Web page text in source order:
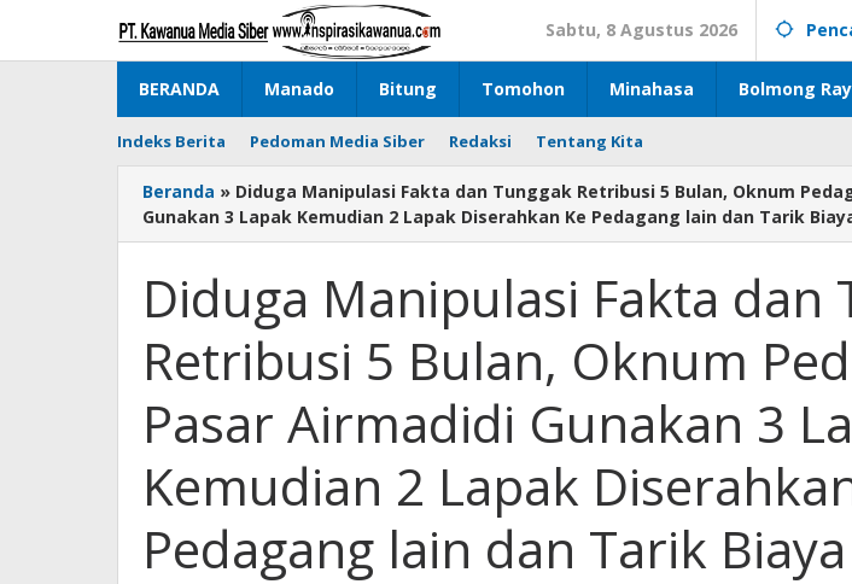
konten
Sabtu, 8 Agustus 2026
BERANDA Manado Bitung Tomohon Minahasa Bolmong
Indeks Berita Pedoman Media Siber Redaksi Tentang Kita
Beranda » Diduga Manipulasi Fakta dan Tunggak Retribusi 5 Bulan, Oknum
Gunakan 3 Lapak Kemudian 2 Lapak Diserahkan Ke Pedagang lain dan Tarik
Diduga Manipulasi Fakta dan
Retribusi 5 Bulan, Oknum
Pasar Airmadidi Gunakan 3
Kemudian 2 Lapak
Pedagang lain dan Tarik